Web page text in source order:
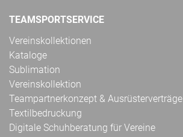
TEAMSPORTSERVICE
Vereinskollektionen
Kataloge
Sublimation
Vereinskollektion
Teampartnerkonzept & Ausrüsterverträge
Textilbedruckung
Digitale Schuhberatung für Vereine